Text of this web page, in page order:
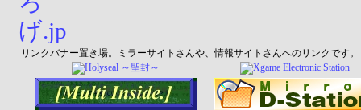
リンクバナー置き場。ミラーサイトさんや、情報サイトさんへのリンクです。